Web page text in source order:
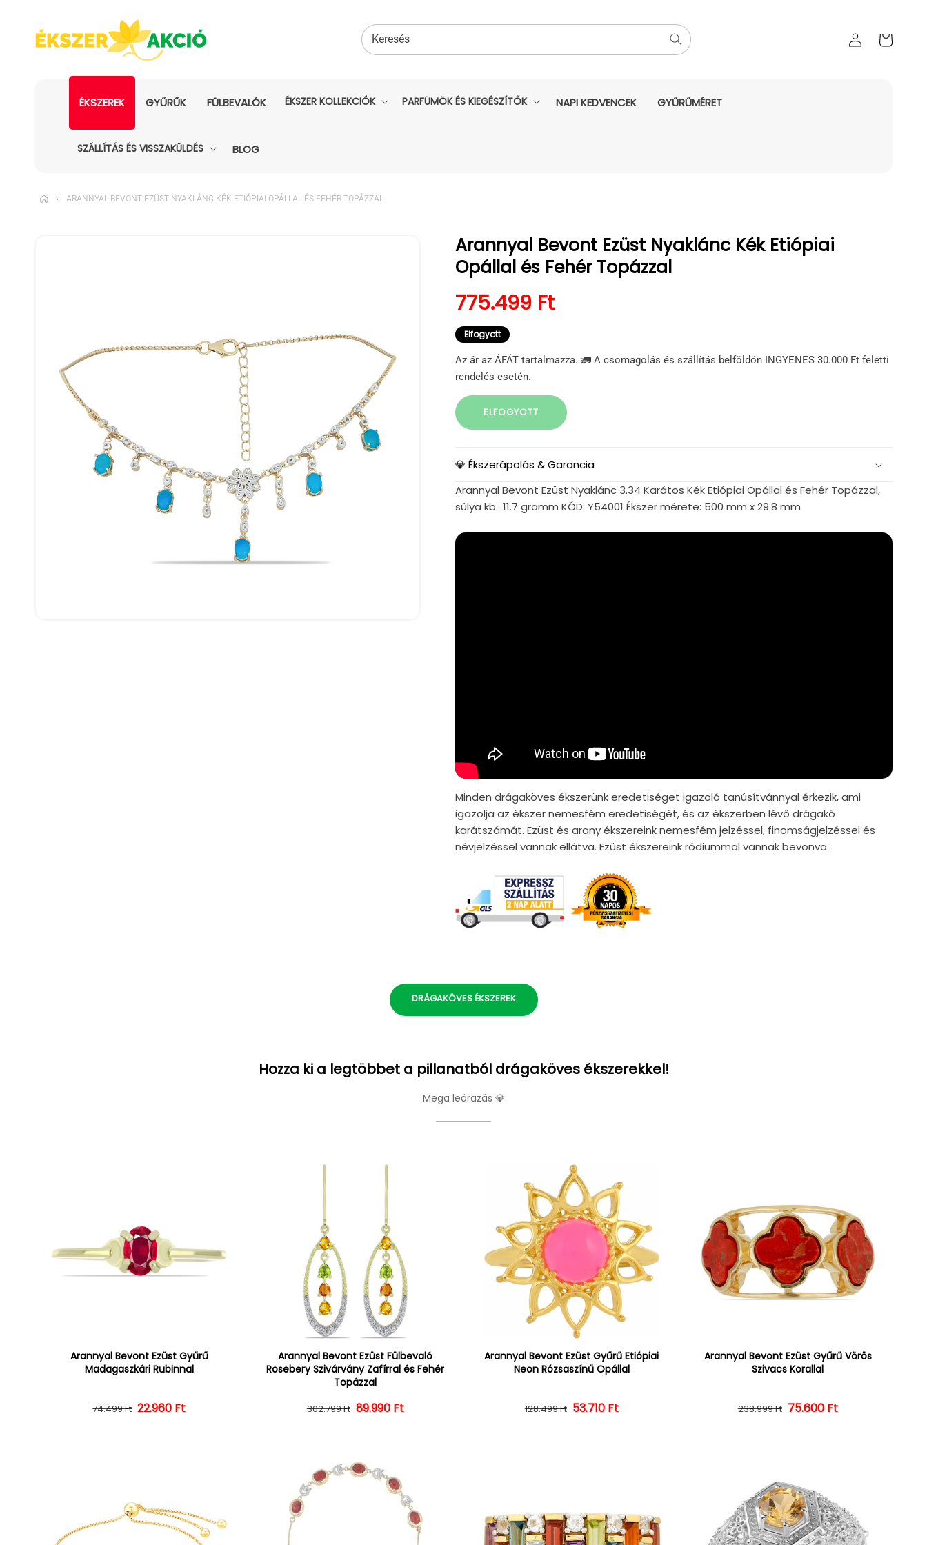
Bejelentkezés
kosara
Keresés
ÉKSZEREK GYŰRŰK FÜLBEVALÓK ÉKSZER KOLLEKCIÓK PARFÜMÖK ÉS KIEGÉSZÍTŐK NAPI KEDVENCEK GYŰRŰMÉRET
SZÁLLÍTÁS ÉS VISSZAKÜLDÉS BLOG
› ARANNYAL BEVONT EZÜST NYAKLÁNC KÉK ETIÓPIAI OPÁLLAL ÉS FEHÉR TOPÁZZAL
Arannyal Bevont Ezüst Nyaklánc Kék Etiópiai
Opállal és Fehér Topázzal
Normál ár
775.499 Ft
Elfogyott
Az ár az ÁFÁT tartalmazza. 🚛 A csomagolás és szállítás belföldön INGYENES 30.000 Ft feletti
rendelés esetén.
ELFOGYOTT
💎 Ékszerápolás & Garancia
Arannyal Bevont Ezüst Nyaklánc 3.34 Karátos Kék Etiópiai Opállal és Fehér Topázzal,
súlya kb.: 11.7 gramm KÓD: Y54001 Ékszer mérete: 500 mm x 29.8 mm
Minden drágaköves ékszerünk eredetiséget igazoló tanúsítvánnyal érkezik, ami
igazolja az ékszer nemesfém eredetiségét, és az ékszerben lévő drágakő
karátszámát. Ezüst és arany ékszereink nemesfém jelzéssel, finomságjelzéssel és
névjelzéssel vannak ellátva. Ezüst ékszereink ródiummal vannak bevonva.
DRÁGAKÖVES ÉKSZEREK
Hozza ki a legtöbbet a pillanatból drágaköves ékszerekkel!
Mega leárazás 💎
Arannyal Bevont Ezüst Gyűrű
Madagaszkári Rubinnal
Normál ár
74.499 Ft Kedvezményes ár
22.960 Ft
Arannyal Bevont Ezüst Fülbevaló
Rosebery Szivárvány Zafírral és Fehér
Topázzal
Normál ár
302.799 Ft Kedvezményes ár
89.990 Ft
Arannyal Bevont Ezüst Gyűrű Etiópiai
Neon Rózsaszínű Opállal
Normál ár
128.499 Ft Kedvezményes ár
53.710 Ft
Arannyal Bevont Ezüst Gyűrű Vörös
Szivacs Korallal
Normál ár
238.999 Ft Kedvezményes ár
75.600 Ft